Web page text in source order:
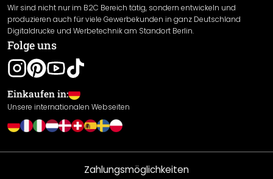
Widerrufsrecht
Datenschutzerklärung
Gewährleistung
Leistungserklärung / CE-Zeichen
Cookie Einstellungen
Wir sind nicht nur im B2C Bereich tätig, sondern entwickeln und
produzieren auch für viele Gewerbekunden in ganz Deutschland
Digitaldrucke und Werbetechnik am Standort Berlin.
Folge uns
Einkaufen in:
Unsere internationalen Webseiten
Zahlungsmöglichkeiten